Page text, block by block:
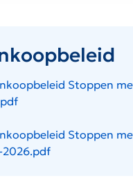
Stoppen
Stoppen
2026.pdf